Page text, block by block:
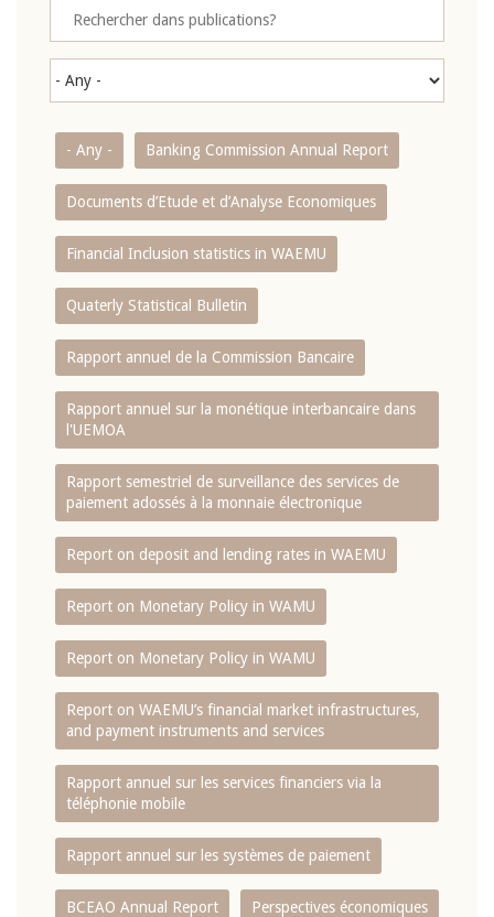
- Any - Banking Commission Annual Report
Documents d’Etude et d’Analyse Economiques
Financial Inclusion statistics in WAEMU
Quaterly Statistical Bulletin
Rapport annuel de la Commission Bancaire
Rapport annuel sur la monétique interbancaire dans
l'UEMOA
Rapport semestriel de surveillance des services de
paiement adossés à la monnaie électronique
Report on deposit and lending rates in WAEMU
Report on Monetary Policy in WAMU
Report on Monetary Policy in WAMU
Report on WAEMU’s financial market infrastructures,
and payment instruments and services
Rapport annuel sur les services financiers via la
téléphonie mobile
Rapport annuel sur les systèmes de paiement
BCEAO Annual Report Perspectives économiques